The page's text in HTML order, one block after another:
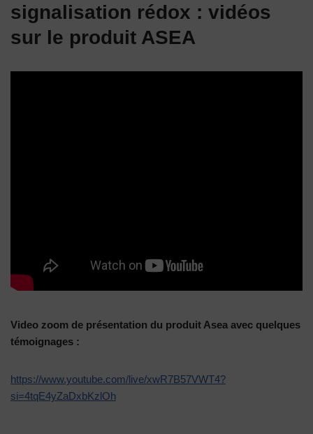
signalisation rédox : vidéos
sur le produit ASEA
Video zoom de présentation du produit Asea avec quelques
témoignages :
https://www.youtube.com/live/xwR7B57VWT4?
si=4tqE4yZaDxbKzlOh